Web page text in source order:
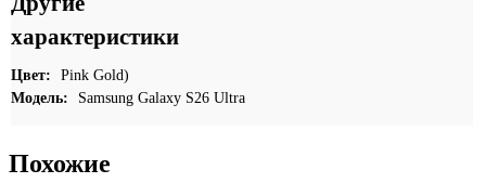
характеристики
Цвет:
Pink Gold)
Модель:
Samsung Galaxy S26 Ultra
Похожие